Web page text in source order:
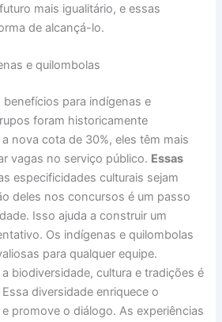
mais igualitário, e essas
de alcançá-lo.
e quilombolas
para indígenas e
foram historicamente
nova cota de 30%, eles têm mais
vagas no serviço público. Essas
especificidades culturais sejam
deles nos concursos é um passo
Isso ajuda a construir um
Os indígenas e quilombolas
para qualquer equipe.
biodiversidade, cultura e tradições é
diversidade enriquece o
promove o diálogo. As experiências